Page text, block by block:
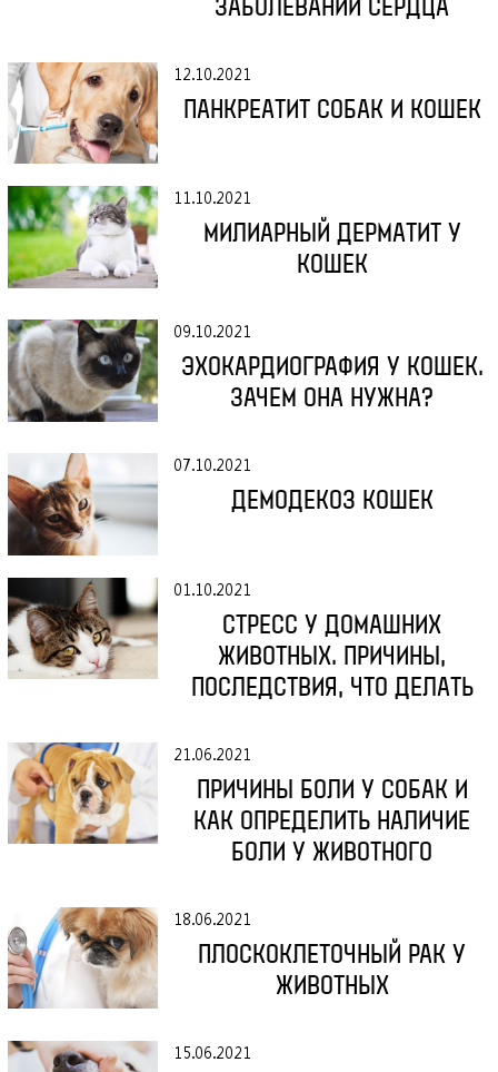
Вызвать врача
+7(812)429 39 03
+7(981)817 26 06
+7(950)046 66 80
Мы на карте:
СПб, пр. Мориса Тореза, д.30
(магазин «Магнит», дальний торец дома, отдельный
ВЫЗОВ ВРАЧА НА ДОМ
ВЕТУСЛУГИ
ЗООУСЛУГИ
ВЕТАПТЕКА
СТАТЬИ
ЦЕНЫ
ЛЕЧЕБНЫЕ КОРМА
ВЫЗОВ ВРАЧА НА ДОМ
ЗАБОЛЕВАНИЙ СЕРДЦА
12.10.2021
ПАНКРЕАТИТ СОБАК И КОШЕК
11.10.2021
МИЛИАРНЫЙ ДЕРМАТИТ У
КОШЕК
09.10.2021
ЭХОКАРДИОГРАФИЯ У КОШЕК.
ЗАЧЕМ ОНА НУЖНА?
07.10.2021
ДЕМОДЕКОЗ КОШЕК
01.10.2021
СТРЕСС У ДОМАШНИХ
ЖИВОТНЫХ. ПРИЧИНЫ,
ПОСЛЕДСТВИЯ, ЧТО ДЕЛАТЬ
21.06.2021
ПРИЧИНЫ БОЛИ У СОБАК И
КАК ОПРЕДЕЛИТЬ НАЛИЧИЕ
БОЛИ У ЖИВОТНОГО
18.06.2021
ПЛОСКОКЛЕТОЧНЫЙ РАК У
ЖИВОТНЫХ
15.06.2021